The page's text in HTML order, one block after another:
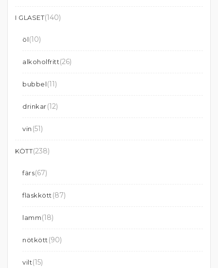
I GLASET(140)
öl(10)
alkoholfritt(26)
bubbel(11)
drinkar(12)
vin (51)
KÖTT(238)
färs(67)
fläskkött (87)
lamm(18)
nötkött (90)
vilt(15)